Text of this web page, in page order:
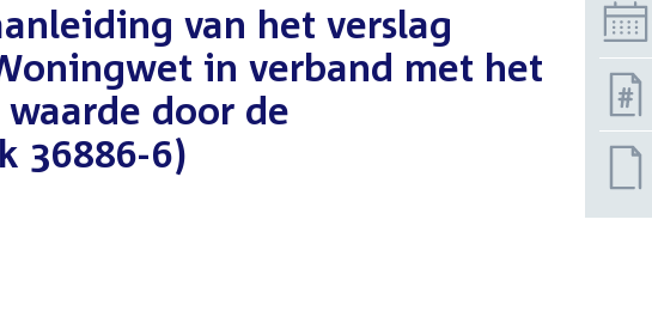
van het verslag
in verband met het
door de
36886-6)